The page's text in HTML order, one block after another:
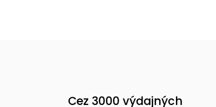
Cez 3000 výdajných